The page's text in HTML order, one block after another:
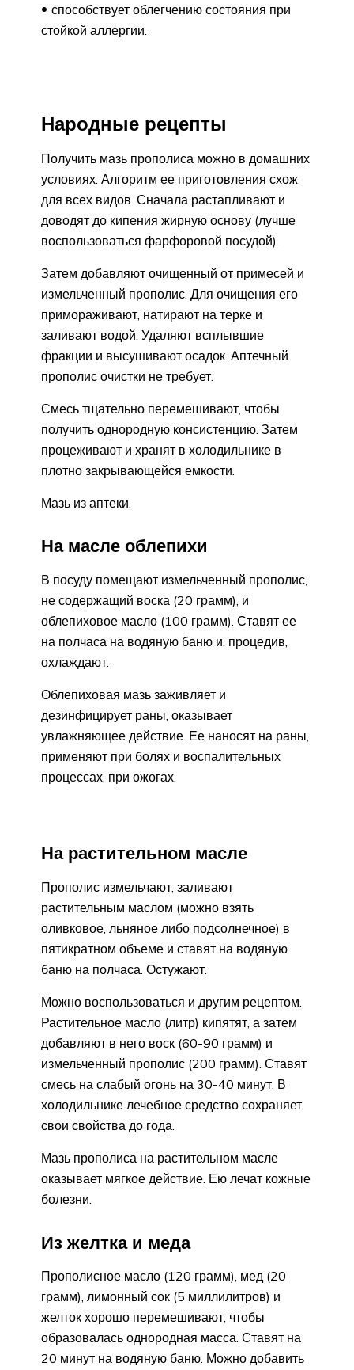
способствует облегчению состояния при
стойкой аллергии.
Народные рецепты
Получить мазь прополиса можно в домашних
условиях. Алгоритм ее приготовления схож
для всех видов. Сначала растапливают и
доводят до кипения жирную основу (лучше
воспользоваться фарфоровой посудой).
Затем добавляют очищенный от примесей и
измельченный прополис. Для очищения его
примораживают, натирают на терке и
заливают водой. Удаляют всплывшие
фракции и высушивают осадок. Аптечный
прополис очистки не требует.
Смесь тщательно перемешивают, чтобы
получить однородную консистенцию. Затем
процеживают и хранят в холодильнике в
плотно закрывающейся емкости.
Мазь из аптеки.
На масле облепихи
В посуду помещают измельченный прополис,
не содержащий воска (20 грамм), и
облепиховое масло (100 грамм). Ставят ее
на полчаса на водяную баню и, процедив,
охлаждают.
Облепиховая мазь заживляет и
дезинфицирует раны, оказывает
увлажняющее действие. Ее наносят на раны,
применяют при болях и воспалительных
процессах, при ожогах.
На растительном масле
Прополис измельчают, заливают
растительным маслом (можно взять
оливковое, льняное либо подсолнечное) в
пятикратном объеме и ставят на водяную
баню на полчаса. Остужают.
Можно воспользоваться и другим рецептом.
Растительное масло (литр) кипятят, а затем
добавляют в него воск (60-90 грамм) и
измельченный прополис (200 грамм). Ставят
смесь на слабый огонь на 30-40 минут. В
холодильнике лечебное средство сохраняет
свои свойства до года.
Мазь прополиса на растительном масле
оказывает мягкое действие. Ею лечат кожные
болезни.
Из желтка и меда
Прополисное масло (120 грамм), мед (20
грамм), лимонный сок (5 миллилитров) и
желток хорошо перемешивают, чтобы
образовалась однородная масса. Ставят на
20 минут на водяную баню. Можно добавить